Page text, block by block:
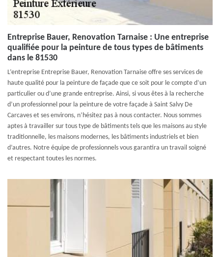
Entreprise Bauer, Renovation Tarnaise : Une entreprise
qualifiée pour la peinture de tous types de bâtiments
dans le 81530
L’entreprise Entreprise Bauer, Renovation Tarnaise offre ses services de
haute qualité pour la peinture de façade que ce soit pour le compte d’un
particulier ou d’une grande entreprise. Ainsi, si vous êtes à la recherche
d’un professionnel pour la peinture de votre façade à Saint Salvy De
Carcaves et ses environs, n’hésitez pas à nous contacter. Nous sommes
aptes à travailler sur tous type de bâtiments tels que les maisons au style
traditionnelle, les maisons modernes, les bâtiments industriels et bien
d’autres. Notre équipe de professionnels vous garantira un travail soigné
et respectant toutes les normes.